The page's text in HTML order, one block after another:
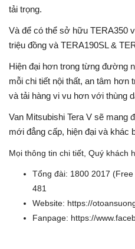
tải trọng.
Và để có thể sở hữu TERA350
triệu đồng và TERA190SL &
Hiện đại hơn trong từng đường
mỗi chi tiết nội thất, an tâm hơn
và tải hàng vi vu hơn với thùng
Van Mitsubishi Tera V sẽ mang
mới đẳng cấp, hiện đại và khác
Mọi thông tin chi tiết, Quý khách
Tổng đài: 1800 2017
481
Website: https://
Fanpage: https://